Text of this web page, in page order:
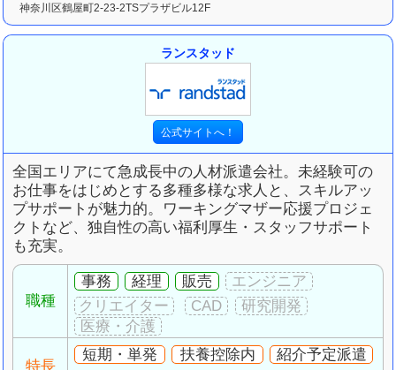
神奈川区鶴屋町2-23-2TSプラザビル12F
ランスタッド
全国エリアにて急成長中の人材派遣会社。 未経験可の
お仕事をはじめとする多種多様な求人と、スキルアッ
プサポートが魅力的。
ワーキングマザー応援プロジェ
クトなど、独自性の高い福利厚生・スタッフサポート
も充実。
職種
事務 経理 販売
特長
短期・単発 扶養控除内 紹介予定派遣